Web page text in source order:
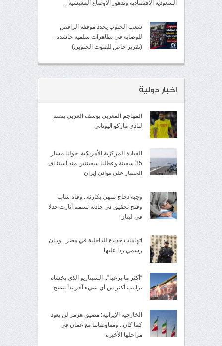
السعودية الاقتصادية وتدهور الأوضاع المعيشية .
شعب الجنوب يجدد موقفه الرافض
للوصاية في تظاهرات سلمية حاشدة –
(تقرير خاص للصوت الجنوبي)
اخبار دولية
المهاجم المغربي يوسف العربي ينضم
لنادي ماركو اليوناني
القيادة المركزية الأمريكية: حولنا مسار
35 سفينة وعطلنا سفينتين منذ استئناف
الحصار على موانئ إيران
وجبة دجاج تنتهي بكارثة.. وفاة شاب
وفتح تحقيق في حادثة تسمم أثارت جدلا
في لبنان
اتهامات جديدة للداخلية في مصر.. وبيان
رسمي ردا عليها
“أكثر ما يرعبه”.. السيناريو الذي يخشاه
ترامب أكثر من أي شيء آخر بدأ يتضح
الخارجية الإيرانية: مضيق هرمز لن يعود
كما كان.. ومفاوضاتنا مع عمان في
مراحلها الأخيرة